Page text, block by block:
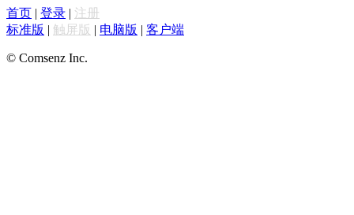
首页 | 登录 | 注册
标准版 | 触屏版 | 电脑版 | 客户端
© Comsenz Inc.